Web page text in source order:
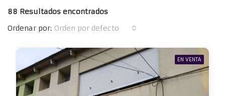
88 Resultados encontrados
Ordenar por: Orden por defecto
EN VENTA